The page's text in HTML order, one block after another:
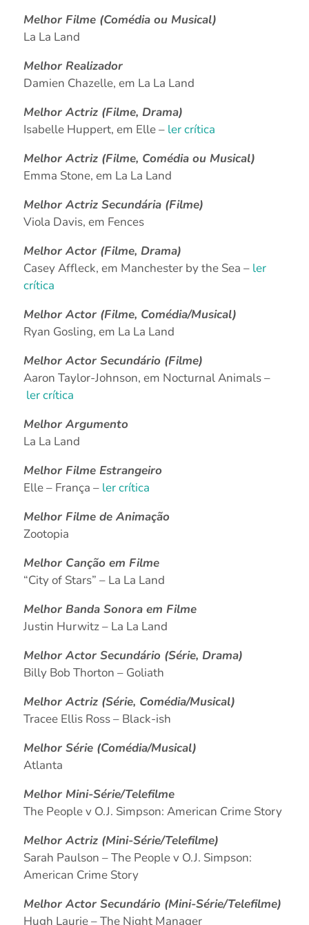
Melhor Filme (Comédia ou Musical)
La La Land
Melhor Realizador
Damien Chazelle, em La La Land
Melhor Actriz (Filme, Drama)
Isabelle Huppert, em Elle – ler crítica
Melhor Actriz (Filme, Comédia ou Musical)
Emma Stone, em La La Land
Melhor Actriz Secundária (Filme)
Viola Davis, em Fences
Melhor Actor (Filme, Drama)
Casey Affleck, em Manchester by the Sea – ler
crítica
Melhor Actor (Filme, Comédia/Musical)
Ryan Gosling, em La La Land
Melhor Actor Secundário (Filme)
Aaron Taylor-Johnson, em Nocturnal Animals –
ler crítica
Melhor Argumento
La La Land
Melhor Filme Estrangeiro
Elle – França – ler crítica
Melhor Filme de Animação
Zootopia
Melhor Canção em Filme
“City of Stars” – La La Land
Melhor Banda Sonora em Filme
Justin Hurwitz – La La Land
Melhor Actor Secundário (Série, Drama)
Billy Bob Thorton – Goliath
Melhor Actriz (Série, Comédia/Musical)
Tracee Ellis Ross – Black-ish
Melhor Série (Comédia/Musical)
Atlanta
Melhor Mini-Série/Telefilme
The People v O.J. Simpson: American Crime Story
Melhor Actriz (Mini-Série/Telefilme)
Sarah Paulson – The People v O.J. Simpson:
American Crime Story
Melhor Actor Secundário (Mini-Série/Telefilme)
Hugh Laurie – The Night Manager